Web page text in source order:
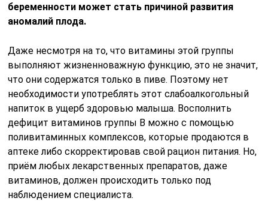
беременности может стать причиной развития
аномалий плода.
Даже несмотря на то, что витамины этой группы
выполняют жизненноважную функцию, это не значит,
что они содержатся только в пиве. Поэтому нет
необходимости употреблять этот слабоалкогольный
напиток в ущерб здоровью малыша. Восполнить
дефицит витаминов группы В можно с помощью
поливитаминных комплексов, которые продаются в
аптеке либо скорректировав свой рацион питания. Но,
приём любых лекарственных препаратов, даже
витаминов, должен происходить только под
наблюдением специалиста.